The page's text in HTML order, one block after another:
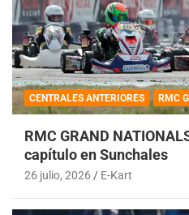
CENTRALES ANTERIORES RMC
RMC GRAND
capítulo en Sunchales
26 julio, 2026 E-Kart